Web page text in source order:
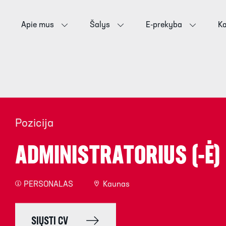
Apie mus Šalys E-prekyba
Pozicija
ADMINISTRATORIUS (-Ė)
PERSONALAS Kaunas
SIŲSTI CV